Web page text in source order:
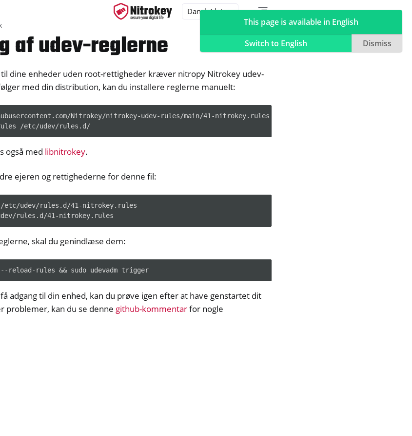
v0.4.1
af udev-reglerne
til dine enheder uden root-rettigheder kræver nitropy Nitrokey udev-
med din distribution, kan du installere reglerne manuelt:
Nitrokey/nitrokey-udev-rules/main/41-nitrokey.rules
også med libnitrokey.
ejeren og rettighederne for denne fil:
/etc/udev/rules.d/41-nitrokey.rules
skal du genindlæse dem:
adgang til din enhed, kan du prøve igen efter at have genstartet dit
problemer, kan du se denne github-kommentarfor nogle
This page is available in English
Switch to English
Dismiss